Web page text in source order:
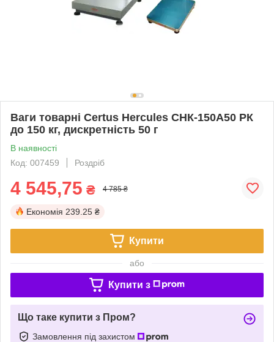
Ваги товарні Certus Hercules СНК-150А50 РК
до 150 кг, дискретність 50 г
В наявності
Код: 007459
Роздріб
4 545,75 ₴ 4 785 ₴
Економія 239.25 ₴
Купити
або
Купити з
Що таке купити з Пром?
Замовлення під захистом